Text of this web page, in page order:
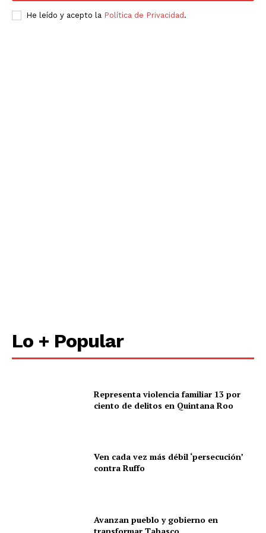
He leído y acepto la Política de Privacidad .
Lo + Popular
Representa violencia familiar 13 por
ciento de delitos en Quintana Roo
Ven cada vez más débil ‘persecución’
contra Ruffo
Avanzan pueblo y gobierno en